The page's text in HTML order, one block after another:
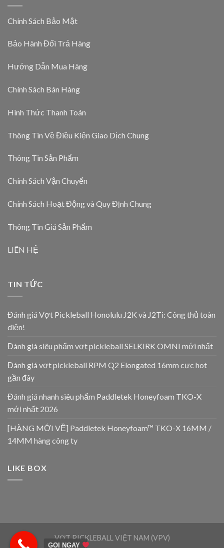
Chính Sách Bảo Mật
Bảo Hành Đổi Trả Hàng
Hướng Dẫn Mua Hàng
Chính Sách Bán Hàng
Hình Thức Thanh Toán
Thông Tin Về Điều Kiện Giao Dịch Chung
Thông Tin Sản Phẩm
Chính Sách Vận Chuyển
Chính Sách Hoạt Động và Quy Định Chung
Thông Tin Giá Sản Phẩm
LIÊN HỆ
TIN TỨC
Đánh giá Vợt Pickleball Honolulu J2K và J2Ti: Công thủ toàn
diện!
Đánh giá siêu phẩm vợt pickleball SELKIRK OMNI mới nhất
Đánh giá vợt pickleball RPM Q2 Elongated 16mm cực hot
gần đây
Đánh giá nhanh siêu phẩm Paddletek Honeyfoam TKO-X
mới nhất 2026
[HÀNG MỚI VỀ] Paddletek Honeyfoam™ TKO-X 16MM /
14MM hàng công ty
LIKE BOX
VỢT PICKLEBALL VIỆT NAM (VPV)
GỌI NGAY